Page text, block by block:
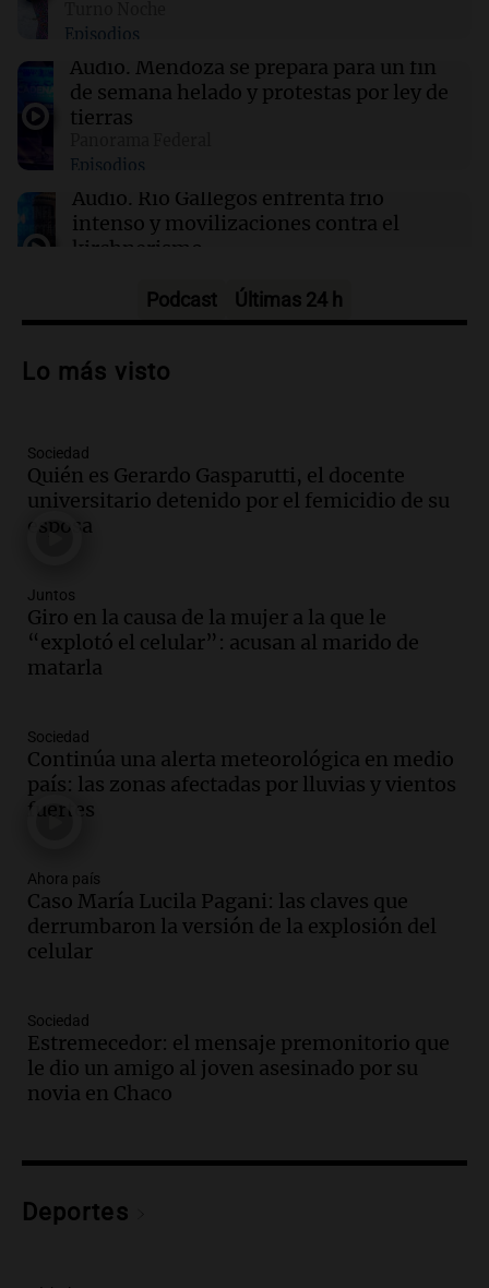
22:10 Amamos Argentina
Docentes italianos visitaron la ciudad de
Córdoba para interiorizarse sobre los parques
educativos
22:05 Amamos Argentina
Medicina reproductiva, entre la ayuda por
problemas de fertilidad y la ostentación de
millonarios
Episodios
Audio. Mendoza se prepara para un fin
de semana helado y protestas por ley de
tierras
Episodios
Audio. Río Gallegos enfrenta frío
intenso y movilizaciones contra el
kirchnerismo
Audio.Debate en el Senado sobre
la soberanía digital en Argentina
Audio.
de semana helado y ciudadanos
marchan contra reforma de tierras
Panorama Federal
Audio.
El "Mono" de Kapanga
adelantó su show en Rosario.
Viva la Radio Rosario
Episodios
en suspenso a hombre por simular robo
de recaudación en San Luis
Panorama Federal
Episodios
ayuda por problemas de fertilidad y la
ostentación de millonarios
Amamos Argentina
Episodios
avanza con testimonios clave sobre el
accidente en Villa Dolores
Panorama Federal
Episodios
tributo todos los jueves
Episodios
Podcast Últimas 24 h
Lo más visto
Sociedad
Quién es Gerardo Gasparutti, el docente
universitario detenido por el femicidio de su
esposa
Juntos
Giro en la causa de la mujer a la que le
“explotó el celular”: acusan al marido de
matarla
Sociedad
Continúa una alerta meteorológica en medio
país: las zonas afectadas por lluvias y vientos
fuertes
Ahora país
Caso María Lucila Pagani: las claves que
derrumbaron la versión de la explosión del
celular
Sociedad
Estremecedor: el mensaje premonitorio que
le dio un amigo al joven asesinado por su
novia en Chaco
Deportes